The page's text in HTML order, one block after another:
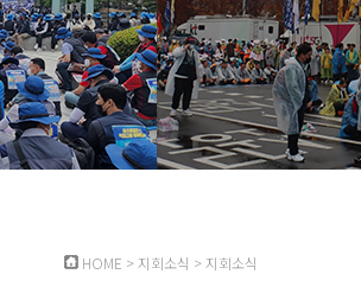
HOME >지회소식 >지회소식